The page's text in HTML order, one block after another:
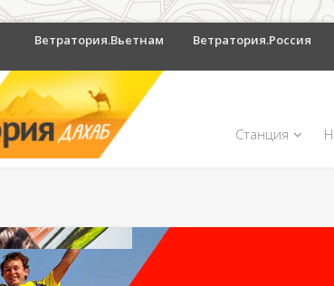
Ветратория.Вьетнам Ветратория.Россия
Станция